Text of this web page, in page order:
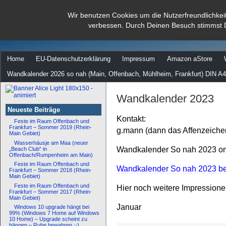
Wir benutzen Cookies um die
verbessen. Durch Deinen Besuch stimmst
dann rate mal
Home EU-Datenschutzerklärung Impressum Amazon aStore
Wandkalender 2026 so nah (Main, Offenbach, Mühlheim, Frankfurt) DIN
Neueste Beiträge
Feste im Raum Offenbach und
Frankfurt – Sommer 2019 (Rhein-
Main Gebiet)
Wasserhäusje am Maa (neuer
„Beach Club“ in
Offenbach/Rumpenheim am Main)
Feste im Raum Offenbach und
Frankfurt – Sommer 2018 (Rhein-
Main Gebiet)
Feste im Raum Offenbach und
Frankfurt – Sommer 2017 (Rhein-
Main Gebiet)
Windows 10 upgrade hängt bei
99% (Windows 7 Home auf Windows
10 Home) – Upgrade scheint zu
Wandkalender 2023
Kontakt:
g.mann (dann das
Wandkalender So nah 2023
Wandkalender So nah 2023
Hier noch weitere
Januar